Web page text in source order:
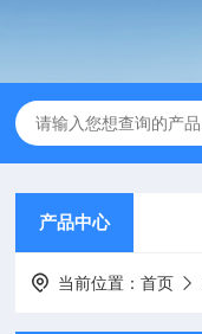
产品中心
当前位置：首页